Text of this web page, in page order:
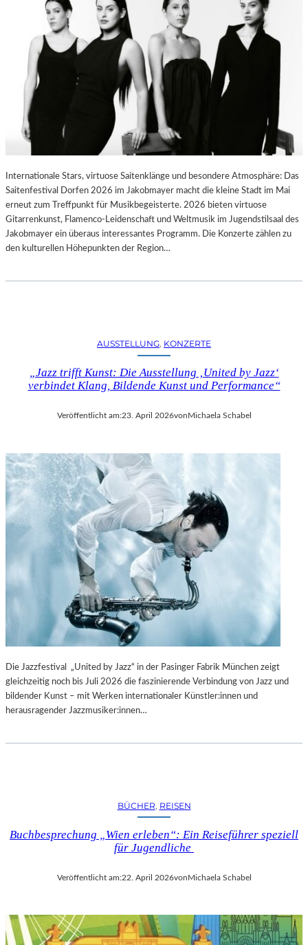
Internationale Stars, virtuose Saitenklänge und besondere Atmosphäre: Das
Saitenfestival Dorfen 2026 im Jakobmayer macht die kleine Stadt im Mai
erneut zum Treffpunkt für Musikbegeisterte. 2026 bieten virtuose
Gitarrenkunst, Flamenco-Leidenschaft und Weltmusik im Jugendstilsaal des
Jakobmayer ein überaus interessantes Programm. Die Konzerte zählen zu
den kulturellen Höhepunkten der Region…
AUSSTELLUNG, KONZERTE
„Jazz trifft Kunst: Die Ausstellung ‚United by Jazz‘
verbindet Klang, Bildende Kunst und Performance“
Veröffentlicht am:23. April 2026von Michaela Schabel
Die Jazzfestival „United by Jazz“ in der Pasinger Fabrik München zeigt
gleichzeitig noch bis Juli 2026 die faszinierende Verbindung von Jazz und
bildender Kunst – mit Werken internationaler Künstler:innen und
herausragender Jazzmusiker:innen…
BÜCHER REISEN
Buchbesprechung „Wien erleben“: Ein Reiseführer speziell
für Jugendliche
Veröffentlicht am:22. April 2026vonMichaela Schabel